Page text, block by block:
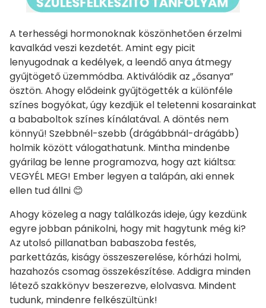
A terhességi hormonoknak köszönhetően érzelmi
kavalkád veszi kezdetét. Amint egy picit
lenyugodnak a kedélyek, a leendő anya átmegy
gyűjtögető üzemmódba. Aktiválódik az „ősanya”
ösztön. Ahogy elődeink gyűjtögették a különféle
színes bogyókat, úgy kezdjük el teletenni kosarainkat
a bababoltok színes kínálatával. A döntés nem
könnyű! Szebbnél-szebb (drágábbnál-drágább)
holmik között válogathatunk. Mintha mindenbe
gyárilag be lenne programozva, hogy azt kiáltsa:
VEGYÉL MEG! Ember legyen a talápán, aki ennek
ellen tud állni 😊
Ahogy közeleg a nagy találkozás ideje, úgy kezdünk
egyre jobban pánikolni, hogy mit hagytunk még ki?
Az utolsó pillanatban babaszoba festés,
parkettázás, kiságy összeszerelése, kórházi holmi,
hazahozós csomag összekészítése. Addigra minden
létező szakkönyv beszerezve, elolvasva. Mindent
tudunk, mindenre felkészültünk!